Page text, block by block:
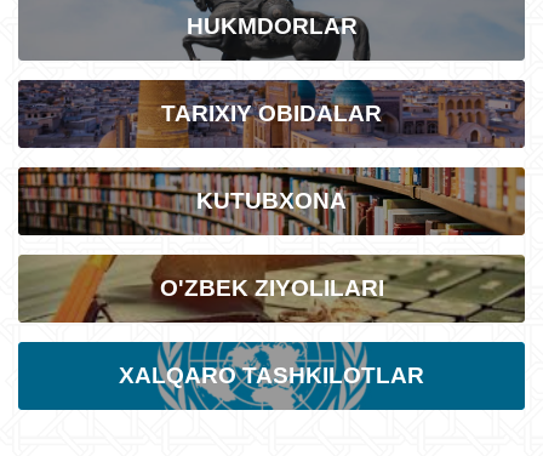
HUKMDORLAR
TARIXIY OBIDALAR
KUTUBXONA
O'ZBEK ZIYOLILARI
XALQARO TASHKILOTLAR